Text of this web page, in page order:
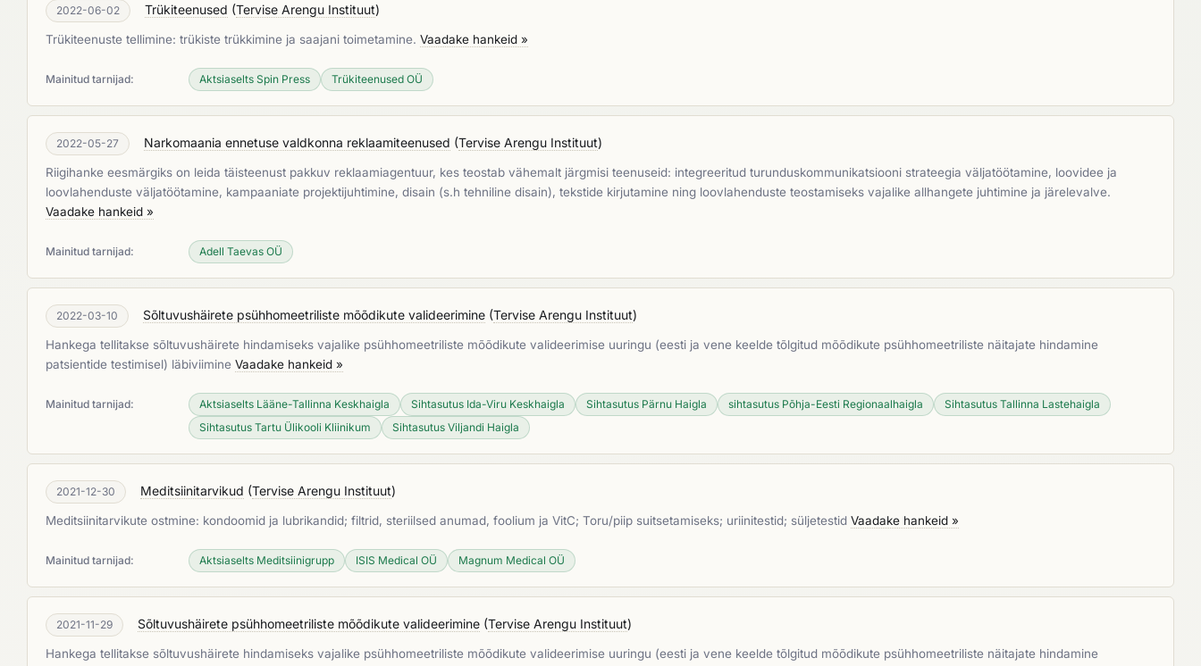
2022-06-02 Trükiteenused (Tervise Arengu Instituut)
Trükiteenuste tellimine: trükiste trükkimine ja saajani toimetamine. Vaadake hankeid »
Mainitud tarnijad: Aktsiaselts Spin Press Trükiteenused OÜ
2022-05-27 Narkomaania ennetuse valdkonna reklaamiteenused (Tervise Arengu Instituut)
Riigihanke eesmärgiks on leida täisteenust pakkuv reklaamiagentuur, kes teostab vähemalt järgmisi teenuseid: integreeritud turunduskommunikatsiooni strateegia väljatöötamine, loovidee ja
loovlahenduste väljatöötamine, kampaaniate projektijuhtimine, disain (s.h tehniline disain), tekstide kirjutamine ning loovlahenduste teostamiseks vajalike allhangete juhtimine ja järelevalve.
Vaadake hankeid »
Mainitud tarnijad: Adell Taevas OÜ
2022-03-10 Sõltuvushäirete psühhomeetriliste mõõdikute valideerimine (Tervise Arengu Instituut)
Hankega tellitakse sõltuvushäirete hindamiseks vajalike psühhomeetriliste mõõdikute valideerimise uuringu (eesti ja vene keelde tõlgitud mõõdikute psühhomeetriliste näitajate hindamine
patsientide testimisel) läbiviimine Vaadake hankeid »
Mainitud tarnijad: Aktsiaselts Lääne-Tallinna Keskhaigla Sihtasutus Ida-Viru Keskhaigla Sihtasutus Pärnu Haigla sihtasutus Põhja-Eesti Regionaalhaigla
Sihtasutus Tallinna Lastehaigla
Sihtasutus Tartu Ülikooli Kliinikum
Sihtasutus Viljandi Haigla
2021-12-30 Meditsiinitarvikud (Tervise Arengu Instituut)
Meditsiinitarvikute ostmine: kondoomid ja lubrikandid; filtrid, steriilsed anumad, foolium ja VitC; Toru/piip suitsetamiseks; uriinitestid; süljetestid Vaadake hankeid »
Mainitud tarnijad: Aktsiaselts Meditsiinigrupp ISIS Medical OÜ Magnum Medical OÜ
2021-11-29 Sõltuvushäirete psühhomeetriliste mõõdikute valideerimine (Tervise Arengu Instituut)
Hankega tellitakse sõltuvushäirete hindamiseks vajalike psühhomeetriliste mõõdikute valideerimise uuringu (eesti ja vene keelde tõlgitud mõõdikute psühhomeetriliste näitajate hindamine